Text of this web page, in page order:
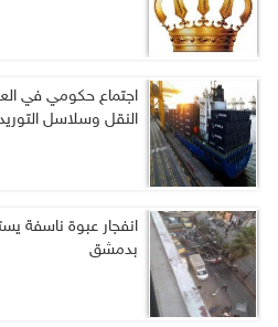
اجتماع حكومي في
النقل وسلاسل
انفجار عبوة ناسفة
بدمشق